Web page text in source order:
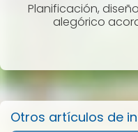
Planificación,
alegórico
Otros artículos de